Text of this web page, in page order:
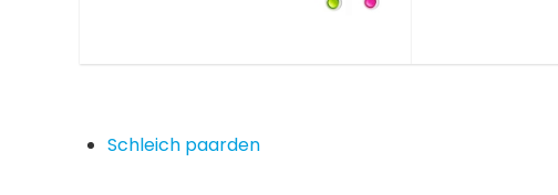
Schleich paarden